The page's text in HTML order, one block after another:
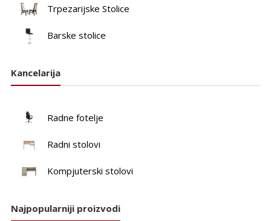
Trpezarijske Stolice
Barske stolice
Kancelarija
Radne fotelje
Radni stolovi
Kompjuterski stolovi
Najpopularniji proizvodi